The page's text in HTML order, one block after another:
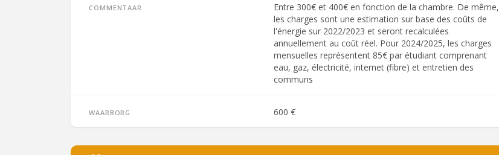
Commentaar
Entre 300€ et 400€ en fonction de la chambre. De même,
les charges sont une estimation sur base des coûts de
l'énergie sur 2022/2023 et seront recalculées
annuellement au coût réel. Pour 2024/2025, les charges
mensuelles représentent 85€ par étudiant comprenant
eau, gaz, électricité, internet (fibre) et entretien des
communs
Waarborg 600 €